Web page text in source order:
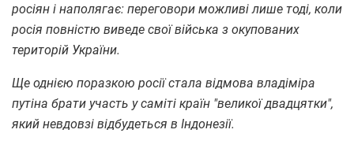
росіян і наполягає: переговори можливі лише тоді, коли
росія повністю виведе свої війська з окупованих
територій України.
Ще однією поразкою росії стала відмова владіміра
путіна брати участь у саміті країн "великої двадцятки",
який невдовзі відбудеться в Індонезії.